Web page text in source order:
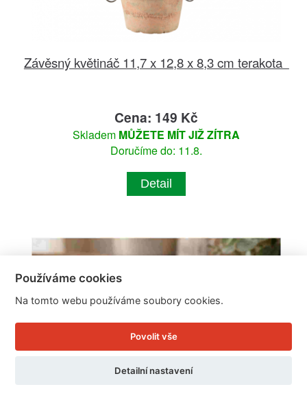
Závěsný květináč 11,7 x 12,8 x 8,3 cm terakota
Cena: 149 Kč
Skladem MŮŽETE MÍT JIŽ ZÍTRA
Doručíme do: 11.8.
Detail
Používáme cookies
Na tomto webu používáme soubory cookies.
Povolit vše
Detailní nastavení